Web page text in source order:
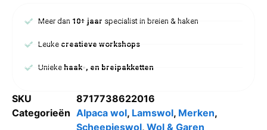
Meer dan 10+ jaar specialist in breien & haken
Leuke creatieve workshops
Uniekehaak-, en breipakketten
SKU
8717738622016
Categorieën Alpaca wol, Lamswol, Merken,
Scheepjeswol, Wol & Garen